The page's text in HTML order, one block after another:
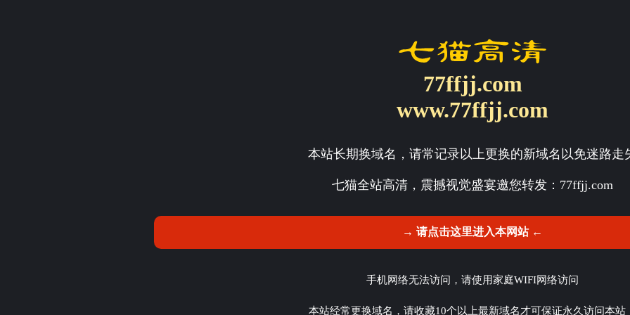
77ffjj.com
www.77ffjj.com
本站长期换域名，请常记录以上更换的新域名以免迷路走
七猫全站高清，震撼视觉盛宴邀您转发： 77ffjj.com
→ 请点击这里进入本网站 ←
手机网络无法访问，请使用家庭WIFI网络访问
本站经常更换域名，请收藏10个以上最新域名才可保证永久访问本站